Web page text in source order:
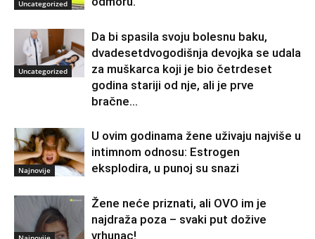
Uncategorized
Uncategorized
Da bi spasila svoju bolesnu baku,
dvadesetdvogodišnja devojka se udala
za muškarca koji je bio četrdeset
godina stariji od nje, ali je prve
bračne...
Najnovije
U ovim godinama žene uživaju najviše u
intimnom odnosu: Estrogen
eksplodira, u punoj su snazi
Žene neće priznati, ali OVO im je
najdraža poza – svaki put dožive
vrhunac!